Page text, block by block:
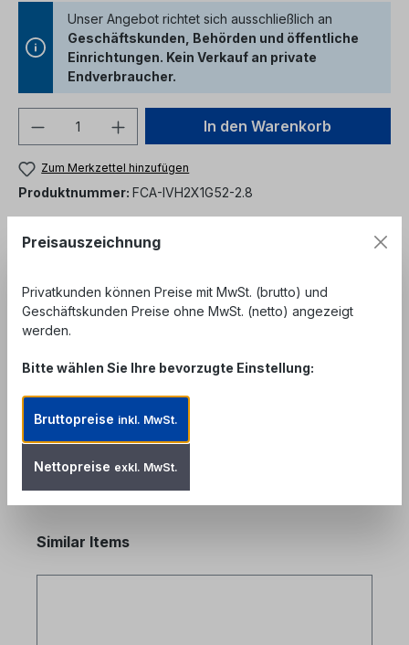
Unser Angebot richtet sich ausschließlich an
Geschäftskunden, Behörden und öffentliche
Einrichtungen. Kein Verkauf an private
Endverbraucher.
Produkt Anzahl: Gib denIn den Warenkorb
Zum Merkzettel hinzufügen
Produktnummer: FCA-IVH2X1G52-2.8
LWL duplex Patchkabel multimode I-
V(ZN)H2x1G50/125µm OM2 orange 2.8mm - LWL
Glasfaser duplex Patchkabel Meterware zur
Konfek…Mehr
Bewertungen
Produktgalerie überspringen
Similar Items
Preisauszeichnung
Privatkunden können Preise mit MwSt. (brutto) und
Geschäftskunden Preise ohne MwSt. (netto) angezeigt
werden.
Bitte wählen Sie Ihre bevorzugte Einstellung:
Bruttopreise inkl. MwSt.
Nettopreise exkl. MwSt.